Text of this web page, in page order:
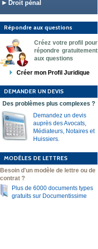
Droit pénal
Répondre aux questions
Créez votre profil pour
répondre gratuitement
aux questions
Créer mon Profil Juridique
DEMANDER UN DEVIS
Des problèmes plus complexes ?
Demandez un devis
auprès des Avocats,
Médiateurs, Notaires et
Huissiers.
MODÈLES DE LETTRES
Besoin d'un modèle de lettre ou de
contrat ?
Plus de 6000 documents types
gratuits sur Documentissime